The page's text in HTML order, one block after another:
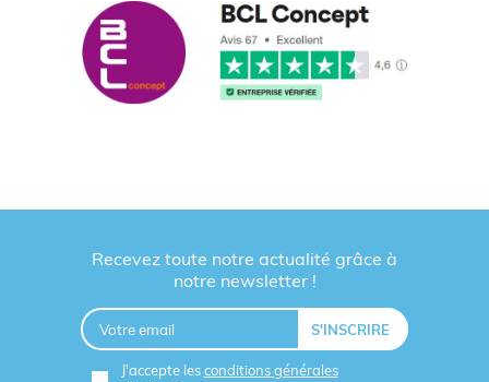
Recevez toute notre actualité grâce à
notre newsletter !
J'accepte lesconditions générales